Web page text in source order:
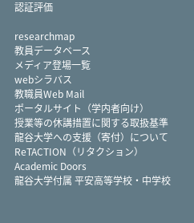
認証評価
researchmap
教員データベース
メディア登場一覧
webシラバス
教職員Web Mail
ポータルサイト（学内者向け）
授業等の休講措置に関する取扱基準
龍谷大学への支援（寄付）について
ReTACTION（リタクション）
Academic Doors
龍谷大学付属 平安高等学校・中学校